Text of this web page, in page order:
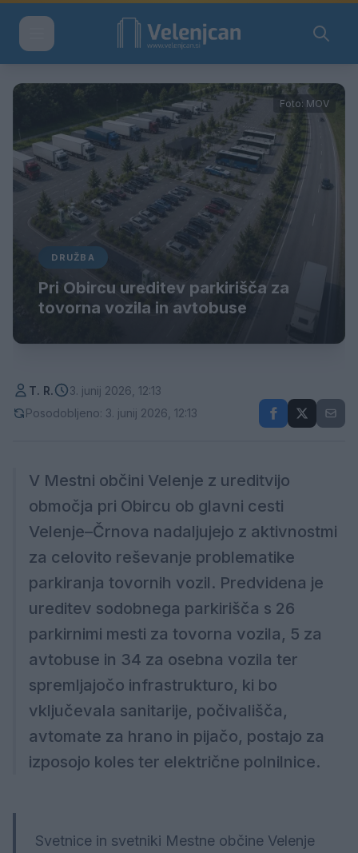
Foto: MOV
DRUŽBA
Pri Obircu ureditev parkirišča za
tovorna vozila in avtobuse
T. R.
3. junij 2026, 12:13
Posodobljeno: 3. junij 2026, 12:13
V Mestni občini Velenje z ureditvijo
območja pri Obircu ob glavni cesti
Velenje–Črnova nadaljujejo z aktivnostmi
za celovito reševanje problematike
parkiranja tovornih vozil. Predvidena je
ureditev sodobnega parkirišča s 26
parkirnimi mesti za tovorna vozila, 5 za
avtobuse in 34 za osebna vozila ter
spremljajočo infrastrukturo, ki bo
vključevala sanitarije, počivališča,
avtomate za hrano in pijačo, postajo za
izposojo koles ter električne polnilnice.
Svetnice in svetniki Mestne občine Velenje